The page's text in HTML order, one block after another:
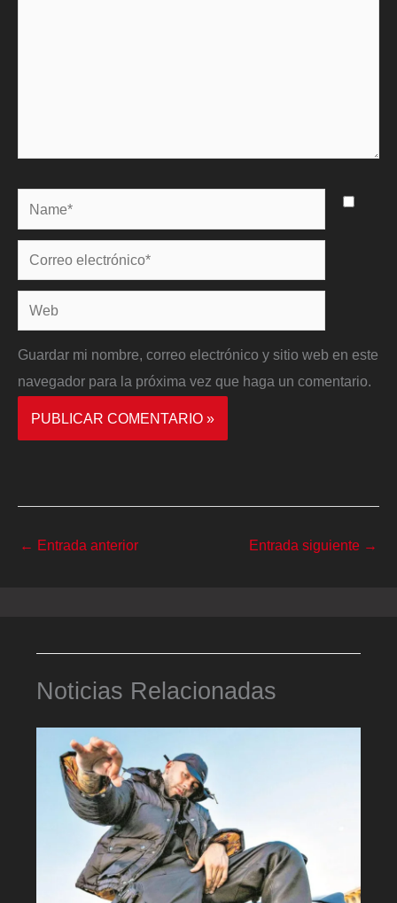
Name*
Correo
electrónico*
Web
Guardar mi nombre, correo electrónico y sitio web en este
navegador para la próxima vez que haga un comentario.
← Entrada anterior Entrada siguiente →
Noticias Relacionadas